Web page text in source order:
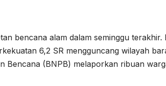
bencana alam dalam seminggu terakhir.
6,2 SR mengguncang wilayah
Bencana (BNPB) melaporkan ribuan